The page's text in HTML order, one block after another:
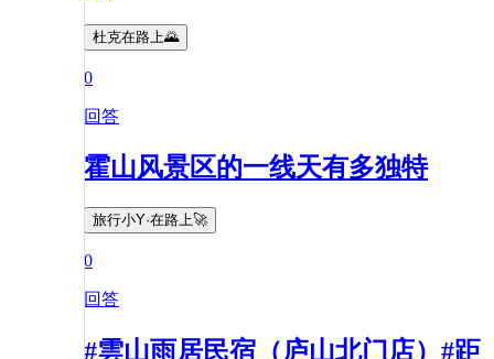
杜克在路上🌄
0
回答
霍山风景区的一线天有多独特
旅行小Y·在路上🚀
0
回答
#雲山雨居民宿（庐山北门店）#距